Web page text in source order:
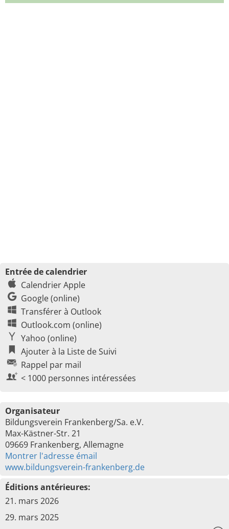
Entrée de calendrier
Calendrier Apple
Google (online)
Transférer à Outlook
Outlook.com (online)
Yahoo (online)
Ajouter à la Liste de Suivi
Rappel par mail
< 1000 personnes intéressées
Organisateur
Bildungsverein Frankenberg/Sa. e.V.
Max-Kästner-Str. 21
09669 Frankenberg, Allemagne
Montrer l'adresse émail
www.bildungsverein-frankenberg.de
Éditions antérieures:
21. mars 2026
29. mars 2025